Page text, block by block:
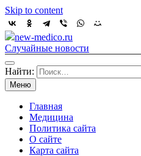
Skip to content
new-medico.ru
Случайные новости
Найти:
Меню
Главная
Медицина
Политика сайта
О сайте
Карта сайта